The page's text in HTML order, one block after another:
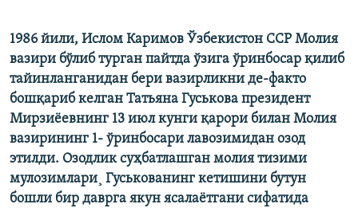
1986 йили, Ислом Каримов Ўзбекистон ССР Молия
вазири бўлиб турган пайтда ўзига ўринбосар қилиб
тайинланганидан бери вазирликни де-факто
бошқариб келган Татьяна Гуськова президент
Мирзиëевнинг 13 июл кунги қарори билан Молия
вазирининг 1- ўринбосари лавозимидан озод
этилди. Озодлик суҳбатлашган молия тизими
мулозимлари¸ Гуськованинг кетишини бутун
бошли бир даврга якун ясалаётгани сифатида